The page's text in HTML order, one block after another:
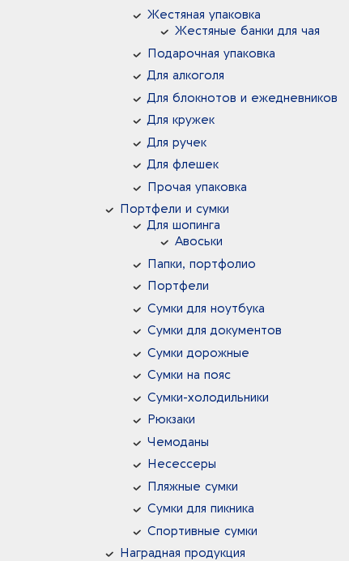
Жестяная упаковка
Жестяные банки для чая
Подарочная упаковка
Для алкоголя
Для блокнотов и ежедневников
Для кружек
Для ручек
Для флешек
Прочая упаковка
Портфели и сумки
Для шопинга
Авоськи
Папки, портфолио
Портфели
Сумки для ноутбука
Сумки для документов
Сумки дорожные
Сумки на пояс
Сумки-холодильники
Рюкзаки
Чемоданы
Несессеры
Пляжные сумки
Сумки для пикника
Спортивные сумки
Наградная продукция